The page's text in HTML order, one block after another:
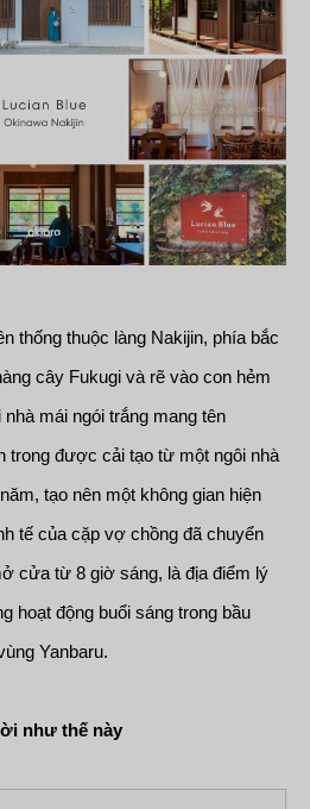
thống thuộc làng Nakijin, phía bắc
cây Fukugi và rẽ vào con hẻm
mái ngói trắng mang tên
trong được cải tạo từ một ngôi nhà
tạo nên một không gian hiện
tế của cặp vợ chồng đã chuyển
cửa từ 8 giờ sáng, là địa điểm lý
hoạt động buổi sáng trong bầu
Yanbaru.
như thế này